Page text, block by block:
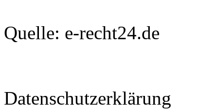
Quelle: e-recht24.de
Datenschutzerklärung